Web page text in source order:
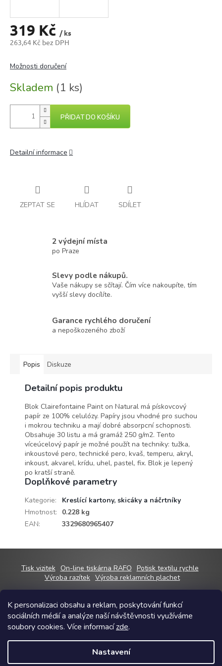
K personalizaci obsahu a reklam, poskytování funkcí
sociálních médií a analýze naší návštěvnosti využíváme
soubory cookies. Více informacízde.
Nastavení
319 Kč / ks
263,64 Kč bez DPH
cena:
Skladem (1 ks)
Možnosti doručení
PŘIDAT DO KOŠÍKU
Detailní informace
ZEPTAT SE HLÍDAT SDÍLET
2 výdejní místa
po Praze
Slevy podle nákupů.
Vaše nákupy se sčítají. Čím více nakoupíte, tím
vyšší slevy docílíte.
Garance rychlého doručení
a nepoškozeného zboží
Popis Diskuze
Detailní popis produktu
Blok Clairefontaine Paint on Natural má pískovcový
papír ze 100% celulózy. Papíry jsou vhodné pro suchou
i mokrou techniku a mají dobré absorpcní schopnosti.
Obsahuje 30 listu a má gramáž 250 g/m2. Tento
víceúcelový papír je možné použít na techniky: tužka,
inkoustové pero, technické pero, kvaš, temperu, akryl,
inkoust, akvarel, krídu, uhel, pastel, fix. Blok je lepený
po kratší straně.
Doplňkové parametry
Kategorie:
Kreslící kartony, skicáky a náčrtníky
Hmotnost:
0.228 kg
EAN: 3329680965407
p
Tisk vizitek On-line tiskárna RAFO Potisk textilu rychle
Výroba razítek Výroba reklamních plachet
Copyright 2026 RAFOshop . Všechna práva vyhrazena.
cookies
Grafický návrh vytvořil a na Shoptet implementoval
Shoptetak.cz.